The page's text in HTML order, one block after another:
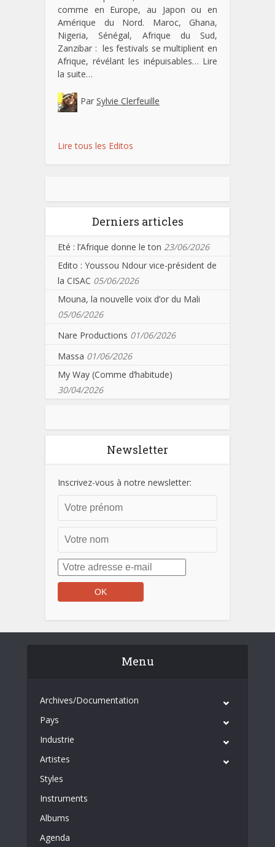
comme en Europe, au Japon ou en
Amérique du Nord. Maroc, Ghana,
Nigeria, Sénégal, Afrique du Sud,
Zanzibar : les festivals se multiplient en
Afrique, révélant les inépuisables… Lire
la suite…
Par Sylvie Clerfeuille
Lire tous les Editos
Derniers articles
Eté : l’Afrique donne le ton 23/06/2026
Edito : Youssou Ndour vice-président de
la CISAC 05/06/2026
Mouna, la nouvelle voix d’or du Mali
05/06/2026
Nare Productions 01/06/2026
Massa 01/06/2026
My Way (Comme d’habitude)
30/04/2026
Newsletter
Inscrivez-vous à notre newsletter:
Menu
Archives/Documentation
Pays
Industrie
Artistes
Styles
Instruments
Albums
Agenda